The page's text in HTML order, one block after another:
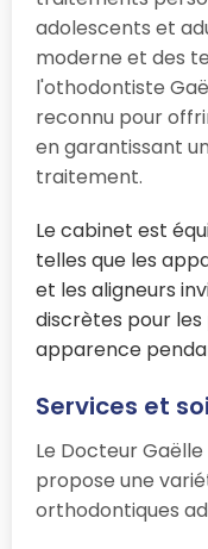
adolescents et
moderne et des
l'othodontiste
reconnu pour
en garantissant
traitement.
Le cabinet est
telles que les
et les aligneurs
discrètes pour
apparence
Services et
Le Docteur
propose une
orthodontiques